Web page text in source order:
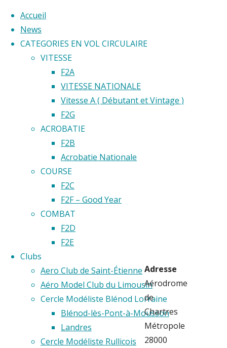
Accueil
News
CATEGORIES EN VOL CIRCULAIRE
VITESSE
F2A
VITESSE NATIONALE
Vitesse A ( Débutant et Vintage )
F2G
ACROBATIE
F2B
Acrobatie Nationale
COURSE
F2C
F2F – Good Year
COMBAT
F2D
F2E
Clubs
Aero Club de Saint-Étienne
Aéro Model Club du Limousin
Cercle Modéliste Blénod Lorraine
Blénod-lès-Pont-à-Mousson
Landres
Cercle Modéliste Rullicois
Club
Adresse
Aérodrome
de
Chartres
Métropole
28000
©2020 Vol circulaire commandé